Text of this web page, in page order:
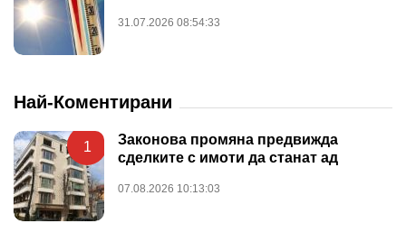
31.07.2026 08:54:33
Най-Коментирани
1
Законова промяна предвижда
сделките с имоти да станат ад
07.08.2026 10:13:03